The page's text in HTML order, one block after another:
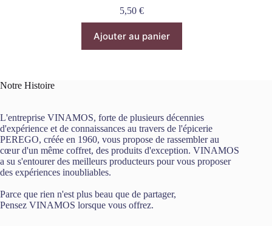
5,50€
Ajouter au panier
Notre Histoire
L'entreprise VINAMOS, forte de plusieurs décennies
d'expérience et de connaissances au travers de l'épicerie
PEREGO, créée en 1960, vous propose de rassembler au
cœur d'un même coffret, des produits d'exception. VINAMOS
a su s'entourer des meilleurs producteurs pour vous proposer
des expériences inoubliables.
Parce que rien n'est plus beau que de partager,
Pensez VINAMOS lorsque vous offrez.